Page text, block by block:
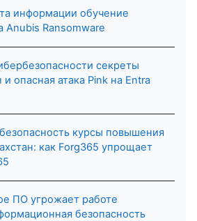
информации обучение
Anubis Ransomware
секреты
и опасная атака Pink на Entra
курсы повышения
как Forg365 упрощает
ПО угрожает работе
безопасность